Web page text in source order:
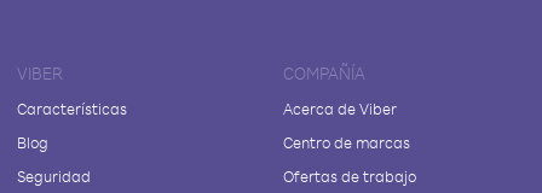
VIBER
Características
Blog
Seguridad
COMPAÑÍA
Acerca de Viber
Centro de marcas
Ofertas de trabajo